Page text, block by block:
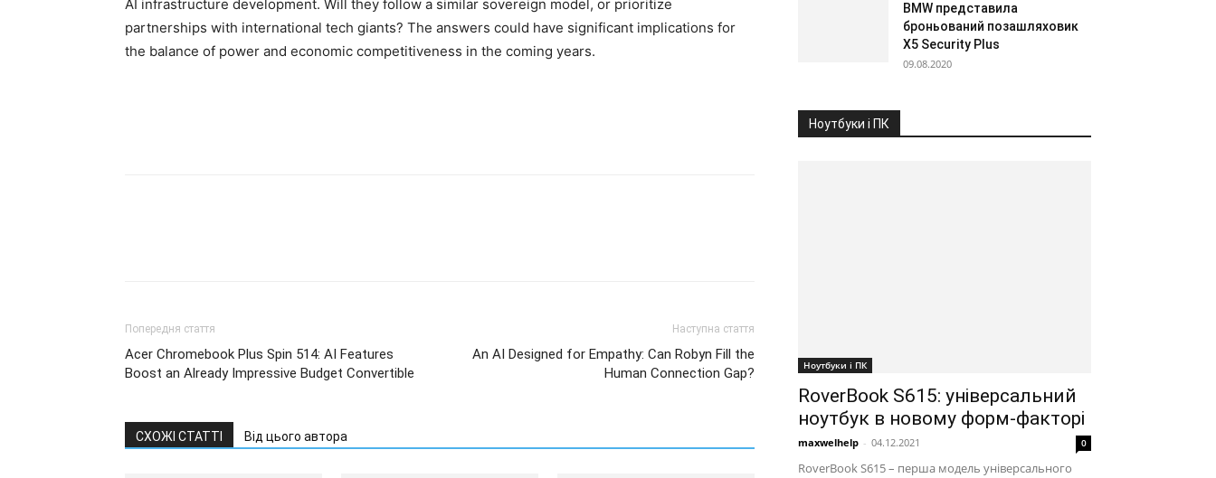
AI infrastructure development. Will they follow a similar sovereign model, or prioritize
partnerships with international tech giants? The answers could have significant implications for
the balance of power and economic competitiveness in the coming years.
Попередня стаття
Acer Chromebook Plus Spin 514: AI Features
Boost an Already Impressive Budget Convertible
Наступна стаття
An AI Designed for Empathy: Can Robyn Fill the
Human Connection Gap?
СХОЖІ СТАТТІ Від цього автора
BMW представила
броньований позашляховик
X5 Security Plus
09.08.2020
Ноутбуки і ПК
Ноутбуки і ПК
RoverBook S615: універсальний
ноутбук в новому форм-факторі
maxwelhelp - 04.12.2021 0
RoverBook S615 – перша модель універсального